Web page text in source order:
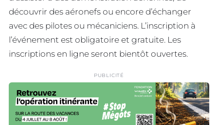
découvrir des aéronefs ou encore d’échanger
avec des pilotes ou mécaniciens. L’inscription à
l’événement est obligatoire et gratuite. Les
inscriptions en ligne seront bientôt ouvertes.
PUBLICITÉ